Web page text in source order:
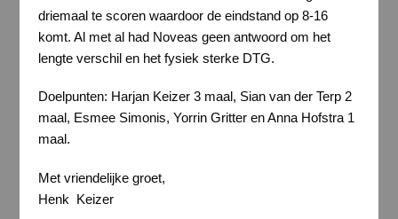
driemaal te scoren waardoor de eindstand op 8-16
komt. Al met al had Noveas geen antwoord om het
lengte verschil en het fysiek sterke DTG.
Doelpunten: Harjan Keizer 3 maal, Sian van der Terp 2
maal, Esmee Simonis, Yorrin Gritter en Anna Hofstra 1
maal.
Met vriendelijke groet,
Henk Keizer